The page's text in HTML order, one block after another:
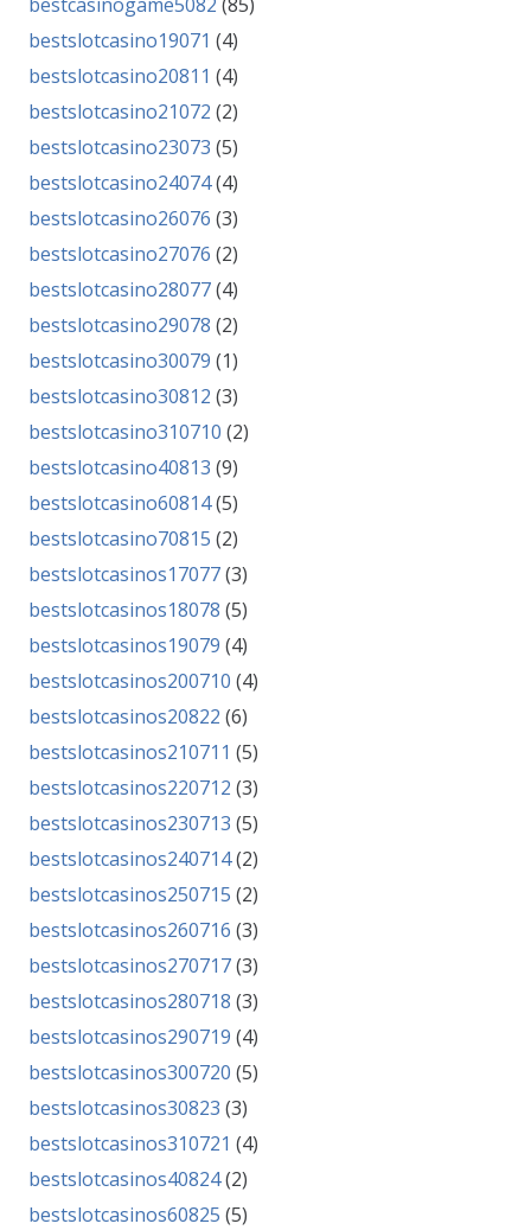
bestslotcasino19071 (4)
bestslotcasino20811 (4)
bestslotcasino21072 (2)
bestslotcasino23073 (5)
bestslotcasino24074(4)
bestslotcasino26076 (3)
bestslotcasino27076 (2)
bestslotcasino28077(4)
bestslotcasino29078 (2)
bestslotcasino30079 (1)
bestslotcasino30812 (3)
bestslotcasino310710 (2)
bestslotcasino40813 (9)
bestslotcasino60814(5)
bestslotcasino70815 (2)
bestslotcasinos17077(3)
bestslotcasinos18078 (5)
bestslotcasinos19079 (4)
bestslotcasinos200710 (4)
bestslotcasinos20822 (6)
bestslotcasinos210711 (5)
bestslotcasinos220712 (3)
bestslotcasinos230713 (5)
bestslotcasinos240714(2)
bestslotcasinos250715 (2)
bestslotcasinos260716 (3)
bestslotcasinos270717(3)
bestslotcasinos280718 (3)
bestslotcasinos290719 (4)
bestslotcasinos300720 (5)
bestslotcasinos30823 (3)
bestslotcasinos310721 (4)
bestslotcasinos40824(2)
bestslotcasinos60825 (5)